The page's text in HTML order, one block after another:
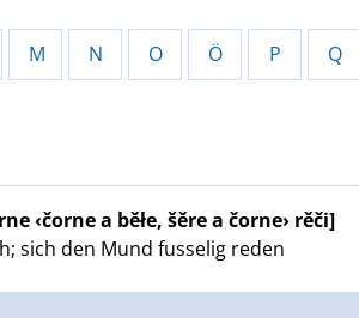
M N O Ö P Q
‹čorne a běłe, šěre a čorne› rěči]
; sich den Mund fusselig reden